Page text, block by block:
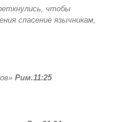
чтобы
спасение язычникам,
Рим.11:25